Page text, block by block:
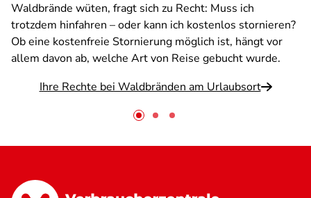
Waldbrände wüten, fragt sich zu Recht: Muss ich
trotzdem hinfahren – oder kann ich kostenlos stornieren?
Ob eine kostenfreie Stornierung möglich ist, hängt vor
allem davon ab, welche Art von Reise gebucht wurde.
Ihre Rechte bei Waldbränden am Urlaubsort